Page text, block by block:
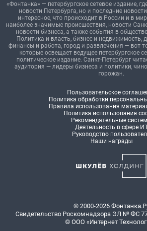
«Фонтанка» — петербургское сетевое издание,
новости Петербурга, но и последние
интересное, что происходит в России и в
наиболее значимые происшествия, новости
новости бизнеса, а также события в
Политика и власть, бизнес и недвижимость,
финансы и работа, город и развлечения — вот
которые освещает ведущее петербургское
политическое издание. Санкт-Петербург
аудитория — лидеры бизнеса и политики,
горожан.
Пользовательское
Политика обработки
Правила использования
Политика использования
Рекомендательные
Деятельность в сфере
Руководство
Наши награды
© 2000-2026
Свидетельство Роскомнадзора ЭЛ № ФС
© ООО «Интернет